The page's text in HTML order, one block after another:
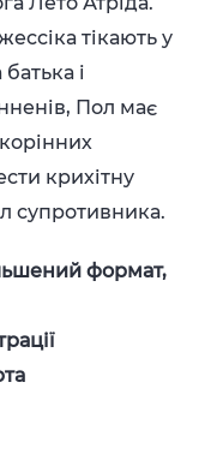
тікають у
і
Пол має
крихітну
супротивника.
формат,